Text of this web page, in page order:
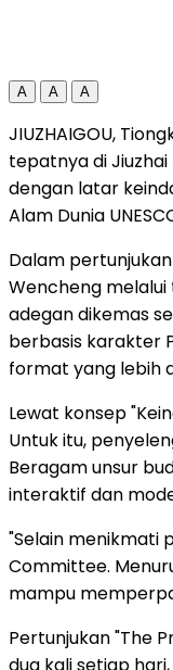
A A A
JIUZHAIGOU,
tepatnya di
dengan latar
Alam Dunia
Dalam
Wencheng melalui
adegan dikemas
berbasis karakter
format yang lebih
Lewat konsep
Untuk itu,
Beragam unsur
interaktif dan
"Selain menikmati
Committee.
mampu
Pertunjukan "The
dua kali setiap